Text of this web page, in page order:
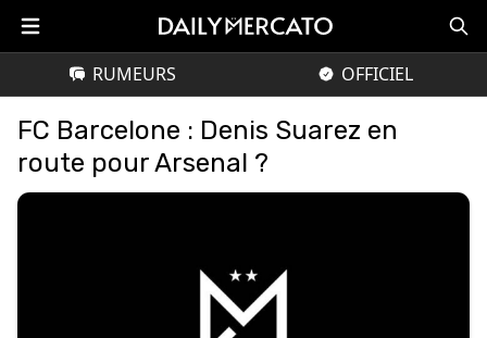
RUMEURS OFFICIEL
FC Barcelone : Denis Suarez en
route pour Arsenal ?